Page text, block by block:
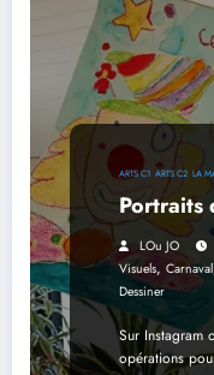
ARTS C1 ARTS C2 LA
Portraits
LOu JO
Visuels, Carnaval
Dessiner
Sur Instagram
opérations